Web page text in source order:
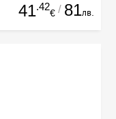
41.42
€ / 81лв.